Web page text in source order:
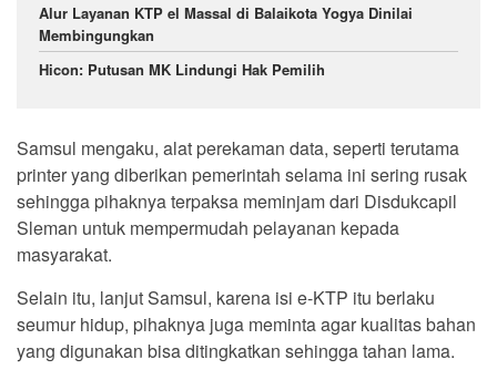
Alur Layanan KTP el Massal di Balaikota Yogya Dinilai
Membingungkan
Hicon: Putusan MK Lindungi Hak Pemilih
Samsul mengaku, alat perekaman data, seperti terutama
printer yang diberikan pemerintah selama ini sering rusak
sehingga pihaknya terpaksa meminjam dari Disdukcapil
Sleman untuk mempermudah pelayanan kepada
masyarakat.
Selain itu, lanjut Samsul, karena isi e-KTP itu berlaku
seumur hidup, pihaknya juga meminta agar kualitas bahan
yang digunakan bisa ditingkatkan sehingga tahan lama.